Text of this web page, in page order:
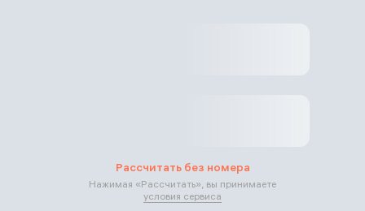
Рассчитать без номера
Нажимая «Рассчитать», вы принимаете
условия сервиса